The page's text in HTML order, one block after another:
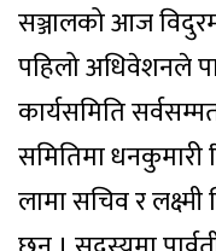
सञ्जालको आज
पहिलो अधिवेशनले
कार्यसमिति
समितिमा धनकुमारी
लामा सचिव र